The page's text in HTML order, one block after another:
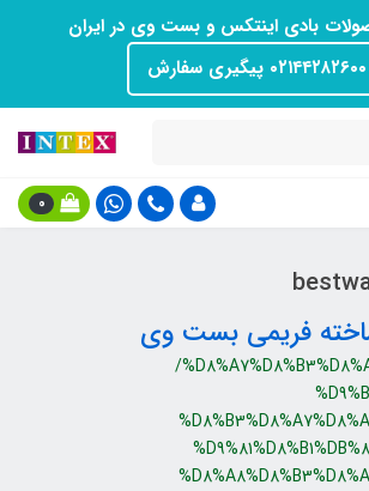
بادی اینتکس و بست وی در ایران
۰۲۱۴۴۲۸۲۶۰۰ پیگیری سفارش
0
فریمی بست وی
/